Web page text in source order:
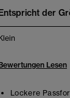
der
Lesen
Lockere